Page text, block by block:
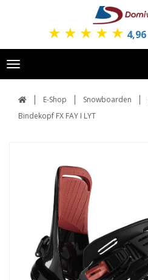
★ ★ ★ ★ ★ 4,96
Toggle
navigation
E-Shop Snowboarden
Bindekopf FX FAY I LYT